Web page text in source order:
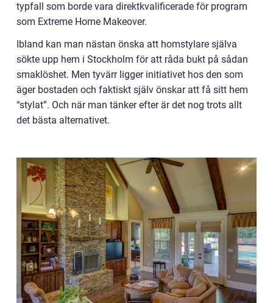
typfall som borde vara direktkvalificerade för program
som Extreme Home Makeover.
Ibland kan man nästan önska att homstylare själva
sökte upp hem i Stockholm för att råda bukt på sådan
smaklöshet. Men tyvärr ligger initiativet hos den som
äger bostaden och faktiskt själv önskar att få sitt hem
“stylat”. Och när man tänker efter är det nog trots allt
det bästa alternativet.